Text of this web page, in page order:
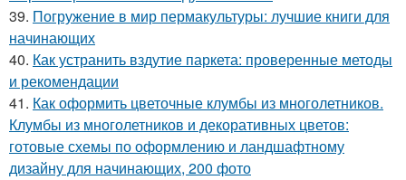
39. Погружение в мир пермакультуры: лучшие книги для
начинающих
40. Как устранить вздутие паркета: проверенные методы
и рекомендации
41. Как оформить цветочные клумбы из многолетников.
Клумбы из многолетников и декоративных цветов:
готовые схемы по оформлению и ландшафтному
дизайну для начинающих, 200 фото